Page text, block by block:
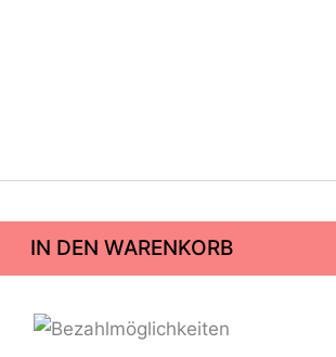
IN DEN WARENKORB